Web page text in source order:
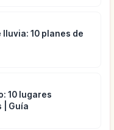
lluvia: 10 planes de
10 lugares
| Guía